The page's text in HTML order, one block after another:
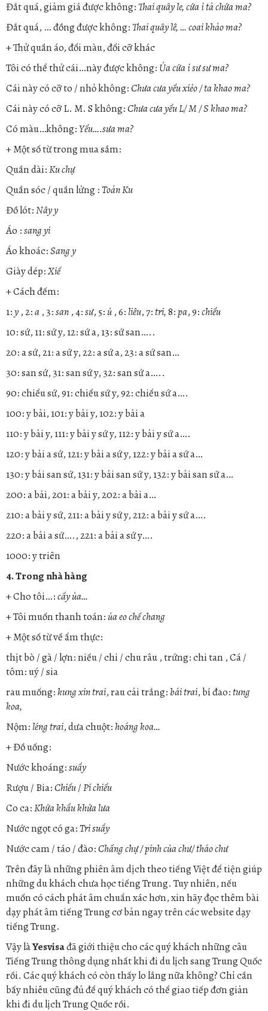
Đắt quá, giảm giá được không:Thai quây le, cứa ỉ tả chứa ma?
Đắt quá, … đồng được không:Thai quây lê, … coai khảo ma?
+ Thử quần áo, đổi màu, đổi cỡ khác
Tôi có thể thử cái…này được không: Ủa cứa ỉ sư sư ma?
Cái này có cỡ to / nhỏ không:Chưa cưa yểu xiẻo / ta khao ma?
Cái này có cỡ L. M. S không:Chưa cưa yểu L/ M / S khao ma?
Có màu…không:Yểu….sưa ma?
+ Một số từ trong mua sắm:
Quần dài:Ku chự
Quần sóc / quần lửng :Toản Ku
Đồ lót:Nây y
Áo :sang yi
Áo khoác:Sang y
Giày dép:Xiế
+ Cách đếm:
1:y, 2:a , 3:san , 4:sư, 5:ủ , 6: liêu, 7:tri,8:pa, 9:chiểu
10: sứ, 11: sứ y, 12: sứ a, 13: sứ san…..
20: a sứ, 21: a sứ y, 22: a sứ a, 23: a sứ san…
30: san sứ, 31: san sứ y, 32: san sứ a…..
90: chiểu sứ, 91: chiểu sứ y, 92: chiểu sứ a….
100: y bải, 101: y bải y, 102: y bải a
110: y bải y, 111: y bải y sứ y, 112: y bải y sứ a….
120: y bải a sứ, 121: y bải a sứ y, 122: y bải a sứ a…
130: y bải san sứ, 131: y bải san sứ y, 132: y bải san sứ a…
200: a bải, 201: a bải y, 202: a bải a…
210: a bải y sứ, 211: a bải y sứ y, 212: a bải y sứ a….
220: a bải a sứ…., 221: a bải a sứ y….
1000: y triên
4. Trong nhà hàng
+ Cho tôi…:cấy ủa…
+ Tôi muốn thanh toán:ủa eo chế chang
+ Một số từ về ẩm thực:
thịt bò / gà / lợn: niếu / chi / chu râu , trứng: chi tan , Cá /
tôm: uý / sia
rau muống:kung xin trai, rau cải trắng: bái trai, bí đao:tung
koa,
Nộm: léng trai, dưa chuột: hoáng koa…
+ Đồ uống:
Nước khoáng:suẩy
Rượu / Bia:Chiểu/Pí chiểu
Co ca:Khứa khẩu khửa lưa
Nước ngọt có ga:Tri suẩy
Nước cam / táo / đào:Chấng chự / pính của chư/ tháo chư
Trên đây là những phiên âm dịch theo tiếng Việt để tiện giúp
những du khách chưa học tiếng Trung. Tuy nhiên, nếu
muốn có cách phát âm chuẩn xác hơn, xin hãy đọc thêm bài
dạy phát âm tiếng Trung cơ bản ngay trên các website dạy
tiếng Trung.
Vậy làYesvisađã giới thiệu cho các quý khách những câu
Tiếng Trung thông dụng nhất khi đi du lịch sang Trung Quốc
rồi. Các quý khách có còn thấy lo lắng nữa không? Chỉ cần
bấy nhiêu cũng đủ để quý khách có thể giao tiếp đơn giản
khi đi du lịch Trung Quốc rồi.